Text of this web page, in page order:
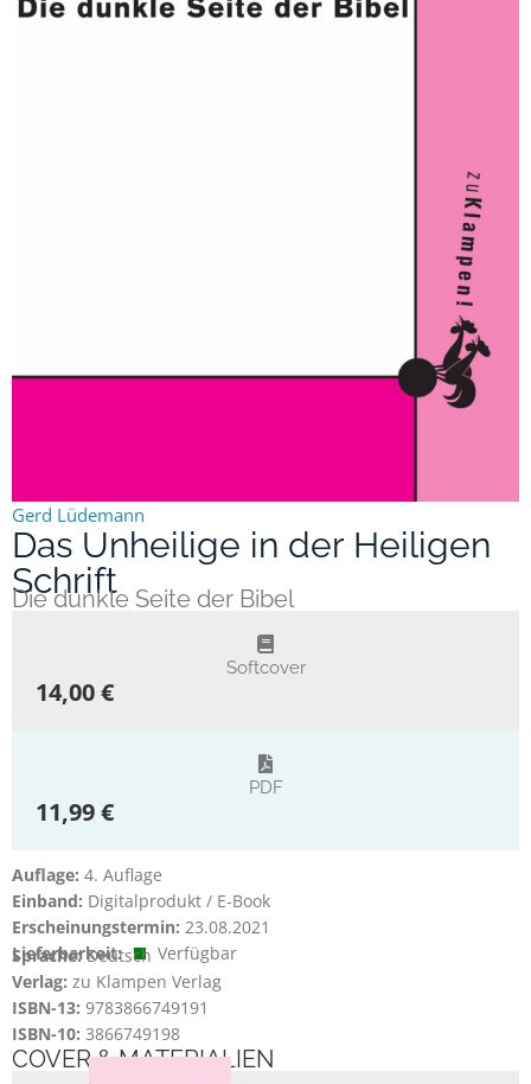
Gerd Lüdemann
Das Unheilige in der Heiligen
Schrift
Die dunkle Seite der Bibel
Softcover
14,00 €
PDF
11,99 €
Auflage: 4. Auflage
Einband: Digitalprodukt / E-Book
Erscheinungstermin: 23.08.2021
Lieferbarkeit:
Verfügbar
Sprache:Deutsch
Verlag: zu Klampen Verlag
ISBN-13: 9783866749191
ISBN-10: 3866749198
COVER & MATERIALIEN